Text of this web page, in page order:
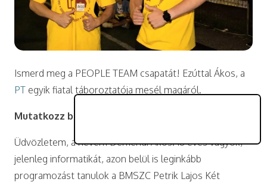
Ismerd meg a PEOPLE TEAM csapatát! Ezúttal Ákos, a
PT egyik fiatal táboroztatója mesél magáról.
Mutatkozz be, kérlek!
Üdvözletem, a nevem Demendi Ákos. 18 éves vagyok,
jelenleg informatikát, azon belül is leginkább
programozást tanulok a BMSZC Petrik Lajos Két